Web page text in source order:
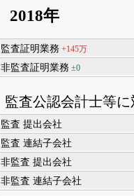
2018年
監査証明業務+145万
非監査証明業務±0
監査公認会計士等に
監査 提出会社
監査 連結子会社
非監査 提出会社
非監査 連結子会社